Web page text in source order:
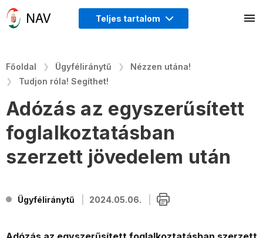
Teljes tartalom
Főoldal Ügyféliránytű
Nézzen utána!
Tudjon róla! Segíthet!
Adózás az egyszerűsített
foglalkoztatásban
szerzett jövedelem után
Ügyféliránytű 2024.05.06.